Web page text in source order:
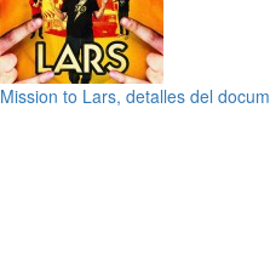
Mission to Lars, detalles del